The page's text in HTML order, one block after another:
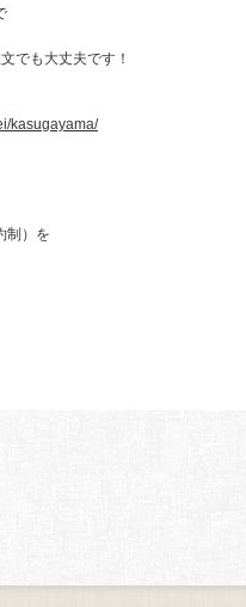
でも大丈夫です！
kasugayama/
制）を